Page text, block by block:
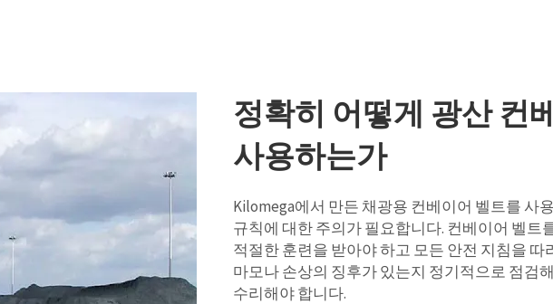
정확히 어떻게 광산 컨
사용하는가
Kilomega에서 만든 채광용 컨베이어 벨트를 사
규칙에 대한 주의가 필요합니다. 컨베이어 벨트
적절한 훈련을 받아야 하고 모든 안전 지침을 따
마모나 손상의 징후가 있는지 정기적으로 점검
수리해야 합니다.